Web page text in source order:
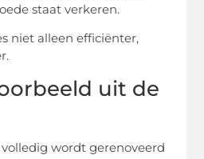
staat verkeren.
niet alleen efficiënter,
uit de
wordt gerenoveerd